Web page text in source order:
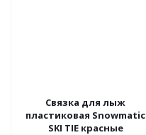
Связка для лыж
пластиковая Snowmatic
SKI TIE красные